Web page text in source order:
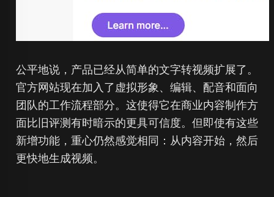
公平地说，产品已经从简单的文字转视频扩展了。
官方网站现在加入了虚拟形象、编辑、配音和面向
团队的工作流程部分。这使得它在商业内容制作方
面比旧评测有时暗示的更具可信度。但即使有这些
新增功能，重心仍然感觉相同：从内容开始，然后
更快地生成视频。